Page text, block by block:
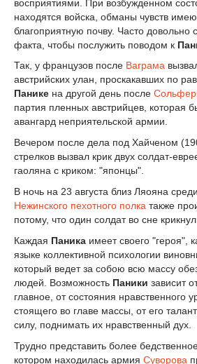
восприятиями. При возбужденном
находятся войска, обманы чувств
благоприятную почву. Часто довольно
факта, чтобы послужить поводом к
Так, у французов после Ваграма
австрийских улан, проскакавших по
Панике на другой день после
партия пленных австрийцев, которая
авангард неприятельской армии.
Вечером после дела под Хайченом
стрелков вызвал крик двух солдат-
гаоляна с криком: "японцы".
В ночь на 23 августа близ Ляояна
Нежинского пехотного полка также
потому, что один солдат во сне
Каждая Паника имеет своего "героя",
языке коллективной психологии
который ведет за собою всю массу
людей. Возможность Паники зависит
главное, от состояния нравственного
стоящего во главе массы, от его
силу, поднимать их нравственный дух.
Трудно представить более
котором находилась армия Суворова